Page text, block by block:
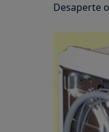
Desaperte